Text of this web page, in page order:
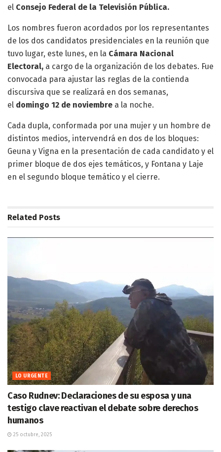
el Consejo Federal de la Televisión Pública.
Los nombres fueron acordados por los representantes
de los dos candidatos presidenciales en la reunión que
tuvo lugar, este lunes, en la Cámara Nacional
Electoral, a cargo de la organización de los debates. Fue
convocada para ajustar las reglas de la contienda
discursiva que se realizará en dos semanas,
el domingo 12 de noviembre a la noche.
Cada dupla, conformada por una mujer y un hombre de
distintos medios, intervendrá en dos de los bloques:
Geuna y Vigna en la presentación de cada candidato y el
primer bloque de dos ejes temáticos, y Fontana y Laje
en el segundo bloque temático y el cierre.
Related Posts
LO URGENTE
Caso Rudnev: Declaraciones de su esposa y una
testigo clave reactivan el debate sobre derechos
humanos
25 octubre, 2025